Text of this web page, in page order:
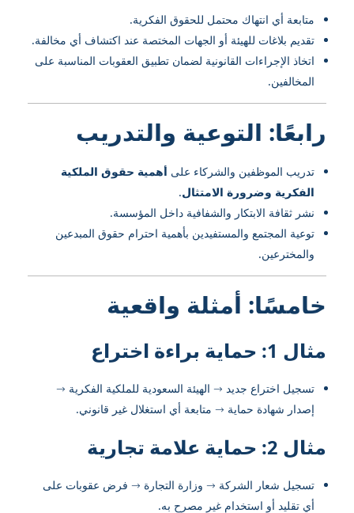
متابعة أي انتهاك محتمل للحقوق الفكرية.
تقديم بلاغات للهيئة أو الجهات المختصة عند اكتشاف أي مخالفة.
اتخاذ الإجراءات القانونية لضمان تطبيق العقوبات المناسبة على
المخالفين.
رابعًا: التوعية والتدريب
تدريب الموظفين والشركاء على أهمية حقوق الملكية
الفكرية وضرورة الامتثال.
نشر ثقافة الابتكار والشفافية داخل المؤسسة.
توعية المجتمع والمستفيدين بأهمية احترام حقوق المبدعين
والمخترعين.
خامسًا: أمثلة واقعية
مثال 1: حماية براءة اختراع
تسجيل اختراع جديد → الهيئة السعودية للملكية الفكرية →
إصدار شهادة حماية → متابعة أي استغلال غير قانوني.
مثال 2: حماية علامة تجارية
تسجيل شعار الشركة → وزارة التجارة → فرض عقوبات على
أي تقليد أو استخدام غير مصرح به.